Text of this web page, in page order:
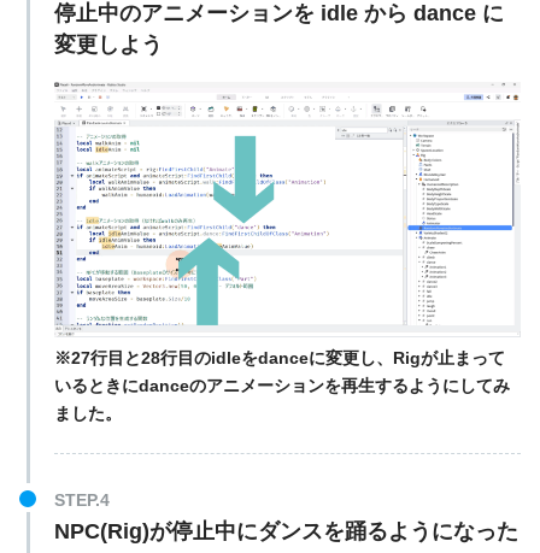
停止中のアニメーションを idle から dance に
変更しよう
※27行目と28行目のidleをdanceに変更し、Rigが止まって
いるときにdanceのアニメーションを再生するようにしてみ
ました。
STEP.4
NPC(Rig)が停止中にダンスを踊るようになった